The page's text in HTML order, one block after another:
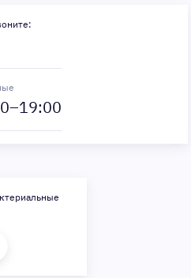
19:00